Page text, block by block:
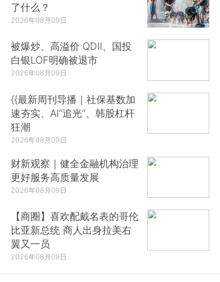
了什么？
2026年08月09日
被爆炒、高溢价 QDII、国投
白银LOF明确被退市
2026年08月09日
{{最新周刊导播｜社保基数加
速夯实、AI“追光”、韩股杠杆
狂潮
2026年08月09日
财新观察｜健全金融机构治理
更好服务高质量发展
2026年08月09日
【商圈】喜欢配戴名表的哥伦
比亚新总统 商人出身拉美右
翼又一员
2026年08月09日